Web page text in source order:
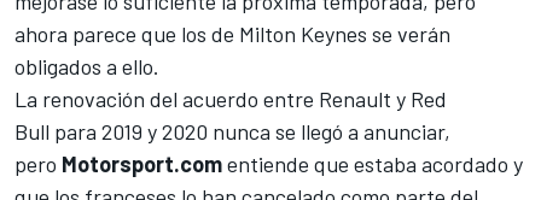
ahora parece que los de Milton Keynes se verán
obligados a ello.
La renovación del acuerdo entre Renault y Red
Bull para 2019 y 2020 nunca se llegó a anunciar,
pero Motorsport.comentiende que estaba acordado y